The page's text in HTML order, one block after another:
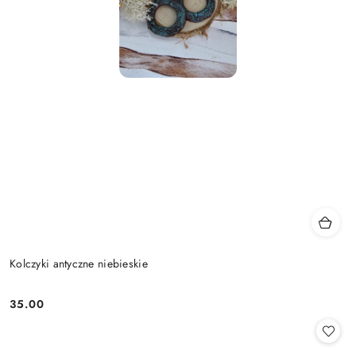
Kolczyki antyczne niebieskie
Cena:
35.00